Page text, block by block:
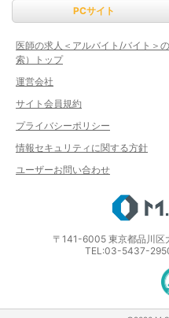
PCサイト
医師の求人＜アルバイト/バイト＞
索）トップ
運営会社
サイト会員規約
プライバシーポリシー
情報セキュリティに関する方針
ユーザーお問い合わせ
〒141-6005 東京都品川
TEL:03-5437-